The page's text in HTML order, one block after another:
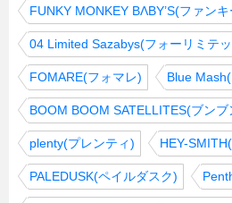
FUNKY MONKEY BΛBY’S(ファン
04 Limited Sazabys(フォーリミテ
FOMARE(フォマレ) Blue
BOOM BOOM SATELLITES(ブン
plenty(プレンティ) HEY-
PALEDUSK(ペイルダスク)